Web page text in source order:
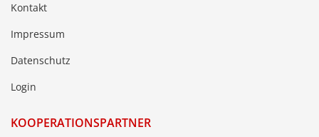
Kontakt
Impressum
Datenschutz
Login
KOOPERATIONSPARTNER